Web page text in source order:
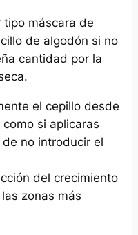
tipo máscara de
de algodón si no
cantidad por la
el cepillo desde
si aplicaras
no introducir el
del crecimiento
zonas más